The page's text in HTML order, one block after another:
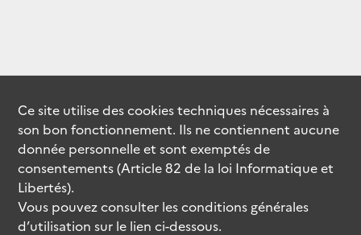
Ce site utilise descookiestechniques nécessaires à
son bon fonctionnement. Ils ne contiennent aucune
donnée personnelle et sont exemptés de
consentements (Article 82 de la loi Informatique et
Libertés).
Vous pouvez consulter les conditions générales
d’utilisation sur le lien ci-dessous.